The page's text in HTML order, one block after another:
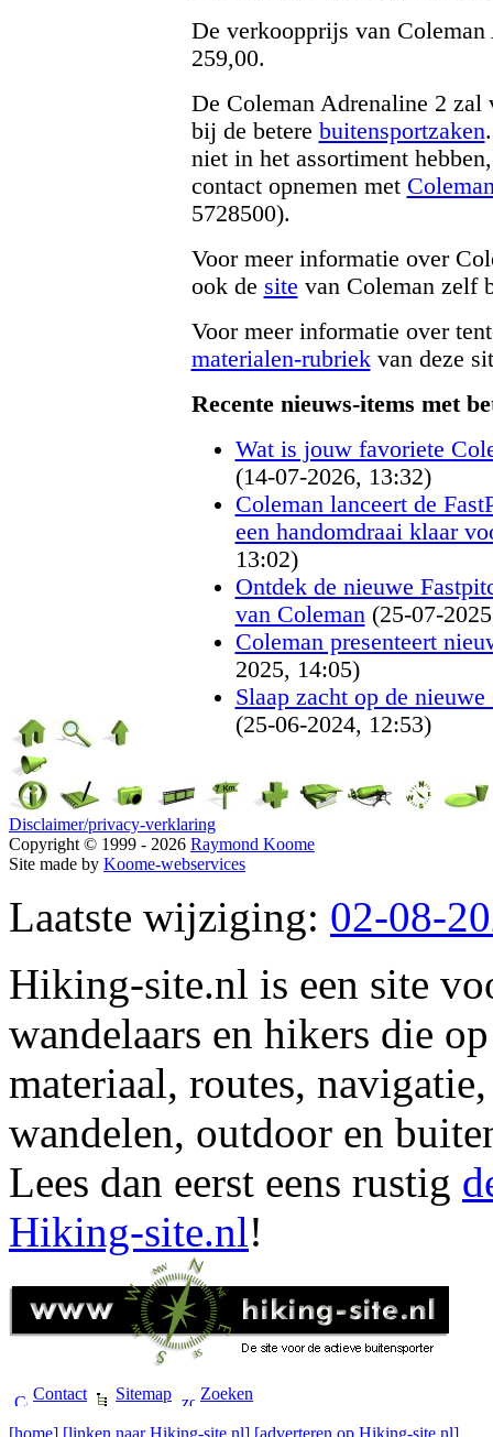
De verkoopprijs van
259,00.
De Coleman Adrenaline 2
bij de betere buitensportzaken
niet in het assortiment
contact opnemen met
5728500).
Voor meer informatie over
ook de site van Coleman zelf
Voor meer informatie over
materialen-rubriekvan deze
Recente nieuws-items met
Wat is jouw favoriete
(14-07-2026, 13:32)
Coleman lanceert de
een handomdraai klaar
13:02)
Ontdek de nieuwe
van Coleman (25-07-
Coleman presenteert
2025, 14:05)
Slaap zacht op de
(25-06-2024, 12:53)
Disclaimer/privacy-verklaring
Copyright © 1999 - 2026 Raymond Koome
Site made by Koome-webservices
Laatste wijziging: 02-08-
Hiking-site.nl is een site
wandelaars en hikers die
materiaal, routes,
wandelen, outdoor en
Lees dan eerst eens rustig
Hiking-site.nl!
Contact Sitemap Zoeken
[home] [linken naar Hiking-site.nl] [adverteren op Hiking-site.nl]